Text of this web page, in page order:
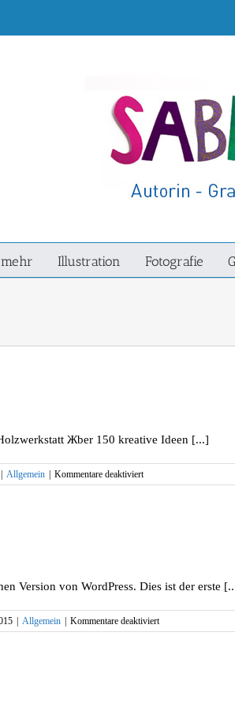
Illustration Fotografie
Жber 150 kreative Ideen [...]
| Allgemein | Kommentare deaktiviertfür
Test
Version von WordPress. Dies ist der erste
| Allgemein | Kommentare deaktiviertfür
Hallo